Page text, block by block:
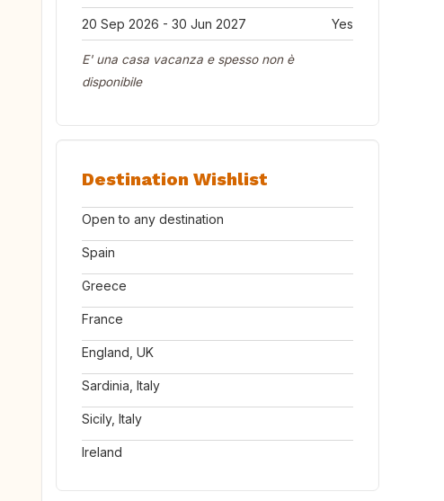
20 Sep 2026 - 30 Jun 2027 Yes
E' una casa vacanza e spesso non è
disponibile
Destination Wishlist
Open to any destination
Spain
Greece
France
England, UK
Sardinia, Italy
Sicily, Italy
Ireland